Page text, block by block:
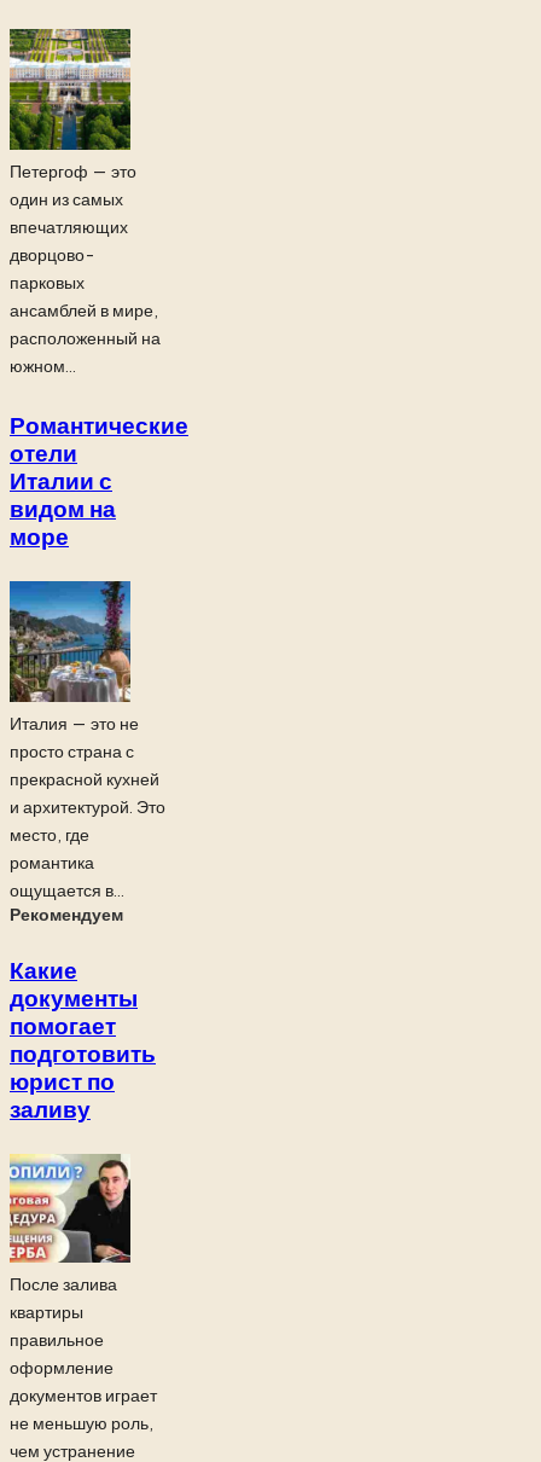
Петергоф — это
один из самых
впечатляющих
дворцово-
парковых
ансамблей в мире,
расположенный на
южном...
Романтические
отели
Италии с
видом на
море
Италия — это не
просто страна с
прекрасной кухней
и архитектурой. Это
место, где
романтика
ощущается в...
Рекомендуем
Какие
документы
помогает
подготовить
юрист по
заливу
После залива
квартиры
правильное
оформление
документов играет
не меньшую роль,
чем устранение